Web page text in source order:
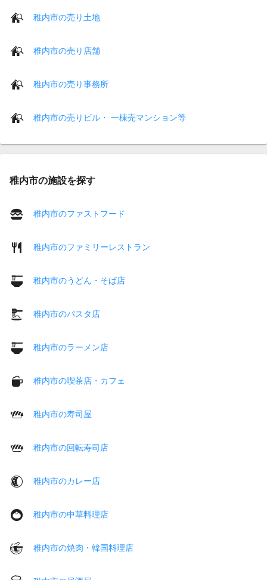
稚内市の売り土地
稚内市の売り店舗
稚内市の売り事務所
稚内市の売りビル・ 一棟売マンション等
稚内市の施設を探す
稚内市のファストフード
稚内市のファミリーレストラン
稚内市のうどん・そば店
稚内市のパスタ店
稚内市のラーメン店
稚内市の喫茶店・カフェ
稚内市の寿司屋
稚内市の回転寿司店
稚内市のカレー店
稚内市の中華料理店
稚内市の焼肉・韓国料理店